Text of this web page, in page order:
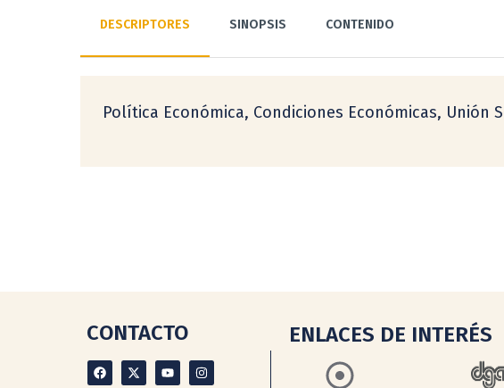
DESCRIPTORES SINOPSIS CONTENIDO
Política Económica, Condiciones Económicas, Unión
CONTACTO ENLACES DE INTERÉS